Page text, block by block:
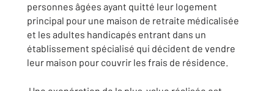
personnes âgées ayant quitté leur logement
principal pour une maison de retraite médicalisée
et les adultes handicapés entrant dans un
établissement spécialisé qui décident de vendre
leur maison pour couvrir les frais de résidence.